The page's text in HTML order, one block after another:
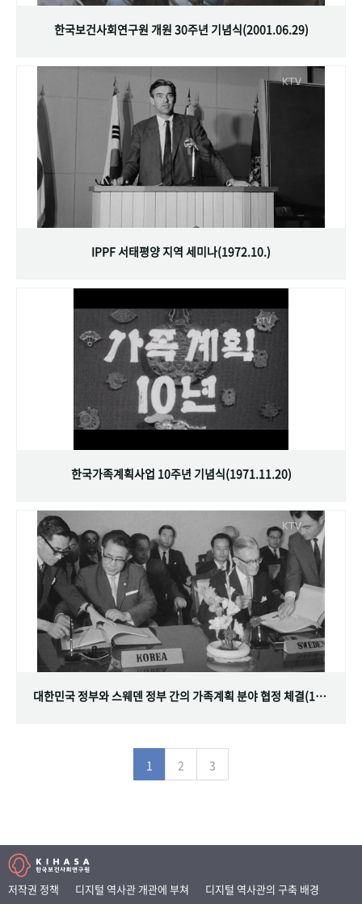
한국보건사회연구원 개원 30주년 기념식(2001.06.29)
IPPF 서태평양 지역 세미나(1972.10.)
한국가족계획사업 10주년 기념식(1971.11.20)
대한민국 정부와 스웨덴 정부 간의 가족계획 분야 협정 체결(1968.07.12)
1 2 3
저작권 정책 디지털 역사관 개관에 부쳐
디지털 역사관의 구축 배경